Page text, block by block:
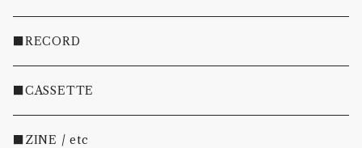
・INDIE
・EMO/PUNK/POST HC
・SHOEGAZE/DREAMPOP/POST ROCK
■RECORD
■CASSETTE
■ZINE / etc